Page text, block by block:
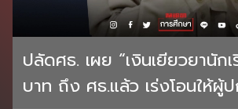
ปลัดศธ. เผย “เงินเยียวยานัก
บาท ถึง ศธ.แล้ว เร่งโอนให้ผู้